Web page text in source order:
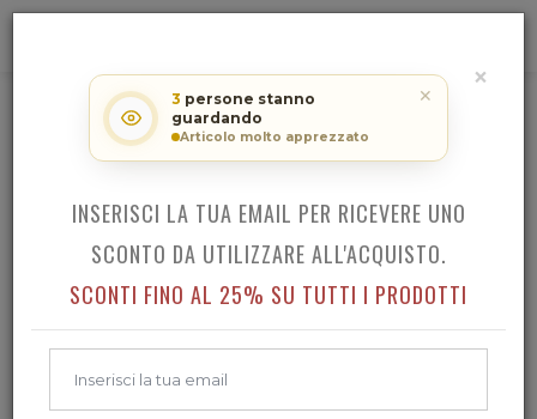
DANIEL WELLINGTON ICONIC LINK
3 persone stanno
guardando
Articolo molto apprezzato
✕
×
RICEVI LO SCONTO SUL TUO
ACQUISTO!
INSERISCI LA TUA EMAIL PER RICEVERE UNO
SCONTO DA UTILIZZARE ALL'ACQUISTO.
SCONTI FINO AL 25% SU TUTTI I PRODOTTI